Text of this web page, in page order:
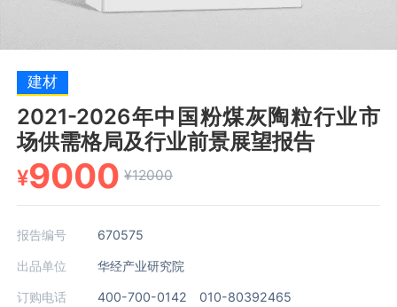
建材
2021-2026年中国粉煤灰陶粒行业市
场供需格局及行业前景展望报告
¥9000 ¥12000
报告编号 670575
出品单位 华经产业研究院
订购电话 400-700-0142 010-80392465